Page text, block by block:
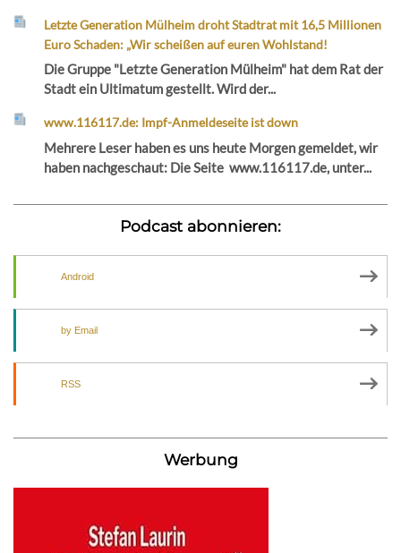
Letzte Generation Mülheim droht Stadtrat mit 16,5 Millionen
Euro Schaden: „Wir scheißen auf euren Wohlstand!
Die Gruppe "Letzte Generation Mülheim" hat dem Rat der
Stadt ein Ultimatum gestellt. Wird der...
www.116117.de: Impf-Anmeldeseite ist down
Mehrere Leser haben es uns heute Morgen gemeldet, wir
haben nachgeschaut: Die Seite www.116117.de, unter...
Podcast abonnieren:
Android
by Email
RSS
Werbung